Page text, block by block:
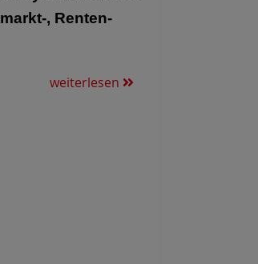
, Renten-
weiterlesen